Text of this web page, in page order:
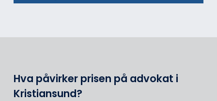
Hva påvirker prisen på advokat i
Kristiansund?